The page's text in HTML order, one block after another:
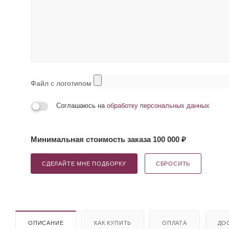
Файл с логотипом
Соглашаюсь на обработку персональных данных
Минимальная стоимость заказа 100 000 ₽
СДЕЛАЙТЕ МНЕ ПОДБОРКУ СБРОСИТЬ
ОПИСАНИЕ КАК КУПИТЬ ОПЛАТА